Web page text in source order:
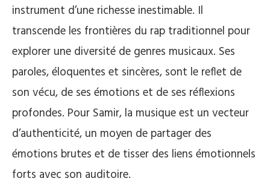
instrument d’une richesse inestimable. Il
transcende les frontières du rap traditionnel pour
explorer une diversité de genres musicaux. Ses
paroles, éloquentes et sincères, sont le reflet de
son vécu, de ses émotions et de ses réflexions
profondes. Pour Samir, la musique est un vecteur
d’authenticité, un moyen de partager des
émotions brutes et de tisser des liens émotionnels
forts avec son auditoire.